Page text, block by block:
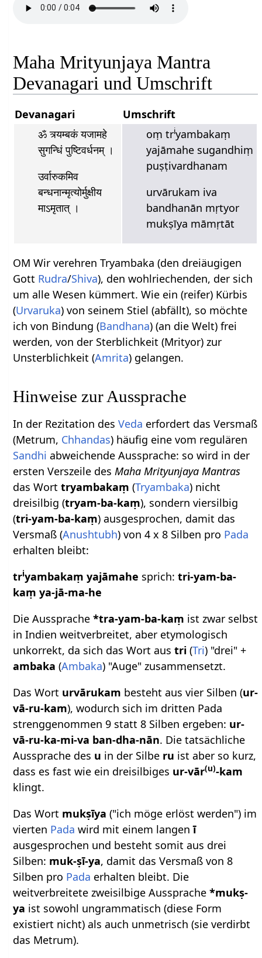
Maha Mrityunjaya Mantra
Devanagari und Umschrift
Devanagari
Umschrift
ॐ त्र्यम्बकं यजामहे
सुगन्धिं पुष्टिवर्धनम्‌ ।
उर्वारुकमिव
बन्धनान्मृत्योर्मुक्षीय
माऽमृतात्‌ ।
oṃ triyambakaṃ
yajāmahe sugandhiṃ
puṣṭivardhanam
urvārukam iva
bandhanān mṛtyor
mukṣīya māmṛtāt
OM Wir verehren Tryambaka (den dreiäugigen
Gott Rudra/Shiva), den wohlriechenden, der sich
um alle Wesen kümmert. Wie ein (reifer) Kürbis
(Urvaruka) von seinem Stiel (abfällt), so möchte
ich von Bindung (Bandhana) (an die Welt) frei
werden, von der Sterblichkeit (Mrityor) zur
Unsterblichkeit (Amrita) gelangen.
Hinweise zur Aussprache
In der Rezitation desVeda erfordert das Versmaß
(Metrum, Chhandas) häufig eine vom regulären
Sandhi abweichende Aussprache: so wird in der
ersten Verszeile des Maha Mrityunjaya Mantras
das Worttryambakaṃ (Tryambaka) nicht
dreisilbig (tryam-ba-kaṃ), sondern viersilbig
(tri-yam-ba-kaṃ) ausgesprochen, damit das
Versmaß (Anushtubh) von 4 x 8 Silben pro Pada
erhalten bleibt:
triyambakaṃ yajāmahe sprich:tri-yam-ba-
kaṃ ya-jā-ma-he
Die Aussprache*tra-yam-ba-kaṃ ist zwar selbst
in Indien weitverbreitet, aber etymologisch
unkorrekt, da sich das Wort austri (Tri) "drei" +
ambaka (Ambaka) "Auge" zusammensetzt.
Das Wort urvārukam besteht aus vier Silben (ur-
vā-ru-kam), wodurch sich im dritten Pada
strenggenommen 9 statt 8 Silben ergeben: ur-
vā-ru-ka-mi-va ban-dha-nān. Die tatsächliche
Aussprache des u in der Silbe ru ist aber so kurz,
dass es fast wie ein dreisilbiges ur-vār(u)-kam
klingt.
Das Wort mukṣīya ("ich möge erlöst werden") im
vierten Pada wird mit einem langenī
ausgesprochen und besteht somit aus drei
Silben: muk-ṣī-ya, damit das Versmaß von 8
Silben pro Pada erhalten bleibt. Die
weitverbreitete zweisilbige Aussprache*mukṣ-
ya ist sowohl ungrammatisch (diese Form
existiert nicht) als auch unmetrisch (sie verdirbt
das Metrum).